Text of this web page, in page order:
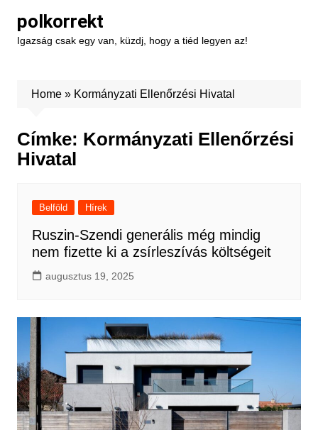
content
polkorrekt
Igazság csak egy van, küzdj, hogy a tiéd legyen az!
Home» Kormányzati Ellenőrzési Hivatal
Címke: Kormányzati Ellenőrzési
Hivatal
Belföld Hírek
Ruszin-Szendi generális még mindig
nem fizette ki a zsírleszívás költségeit
augusztus 19, 2025